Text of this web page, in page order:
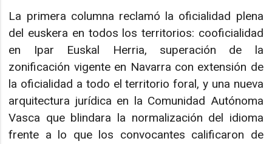
La primera columna reclamó la oficialidad plena
del euskera en todos los territorios: cooficialidad
en Ipar Euskal Herria, superación de la
zonificación vigente en Navarra con extensión de
la oficialidad a todo el territorio foral, y una nueva
arquitectura jurídica en la Comunidad Autónoma
Vasca que blindara la normalización del idioma
frente a lo que los convocantes calificaron de